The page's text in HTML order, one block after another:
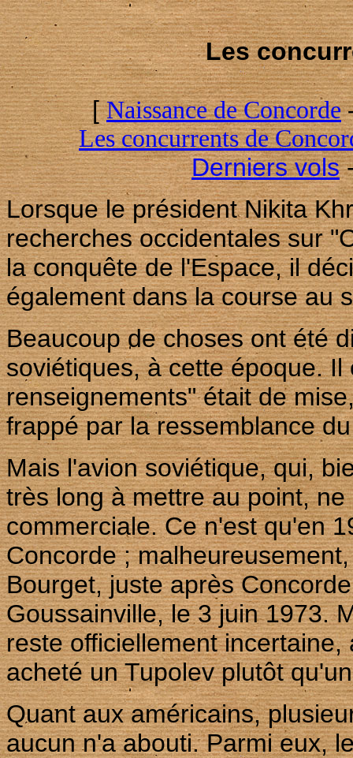
Les
[ Naissance de Concorde
Les concurrents de
Derniers vols
Lorsque le président Nikita
recherches occidentales sur
la conquête de l'Espace, il
également dans la course au
Beaucoup de choses ont été
soviétiques, à cette époque.
renseignements" était de
frappé par la ressemblance
Mais l'avion soviétique, qui,
très long à mettre au point,
commerciale. Ce n'est qu'en
Concorde ;
Bourget, juste après
Goussainville, le 3 juin 1973.
reste officiellement
acheté un Tupolev plutôt
Quant aux américains,
aucun n'a abouti. Parmi eux,